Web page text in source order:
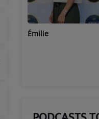
Stéphanie